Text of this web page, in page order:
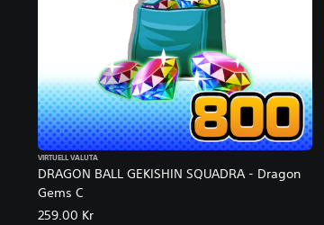
DRAGON BALL GEKISHIN SQUADRA - Dragon
Gems C
VIRTUELL VALUTA
259.00 Kr